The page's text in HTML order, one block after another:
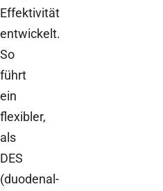
Effektivität
entwickelt.
So
führt
ein
flexibler,
als
DES
(duodenal-